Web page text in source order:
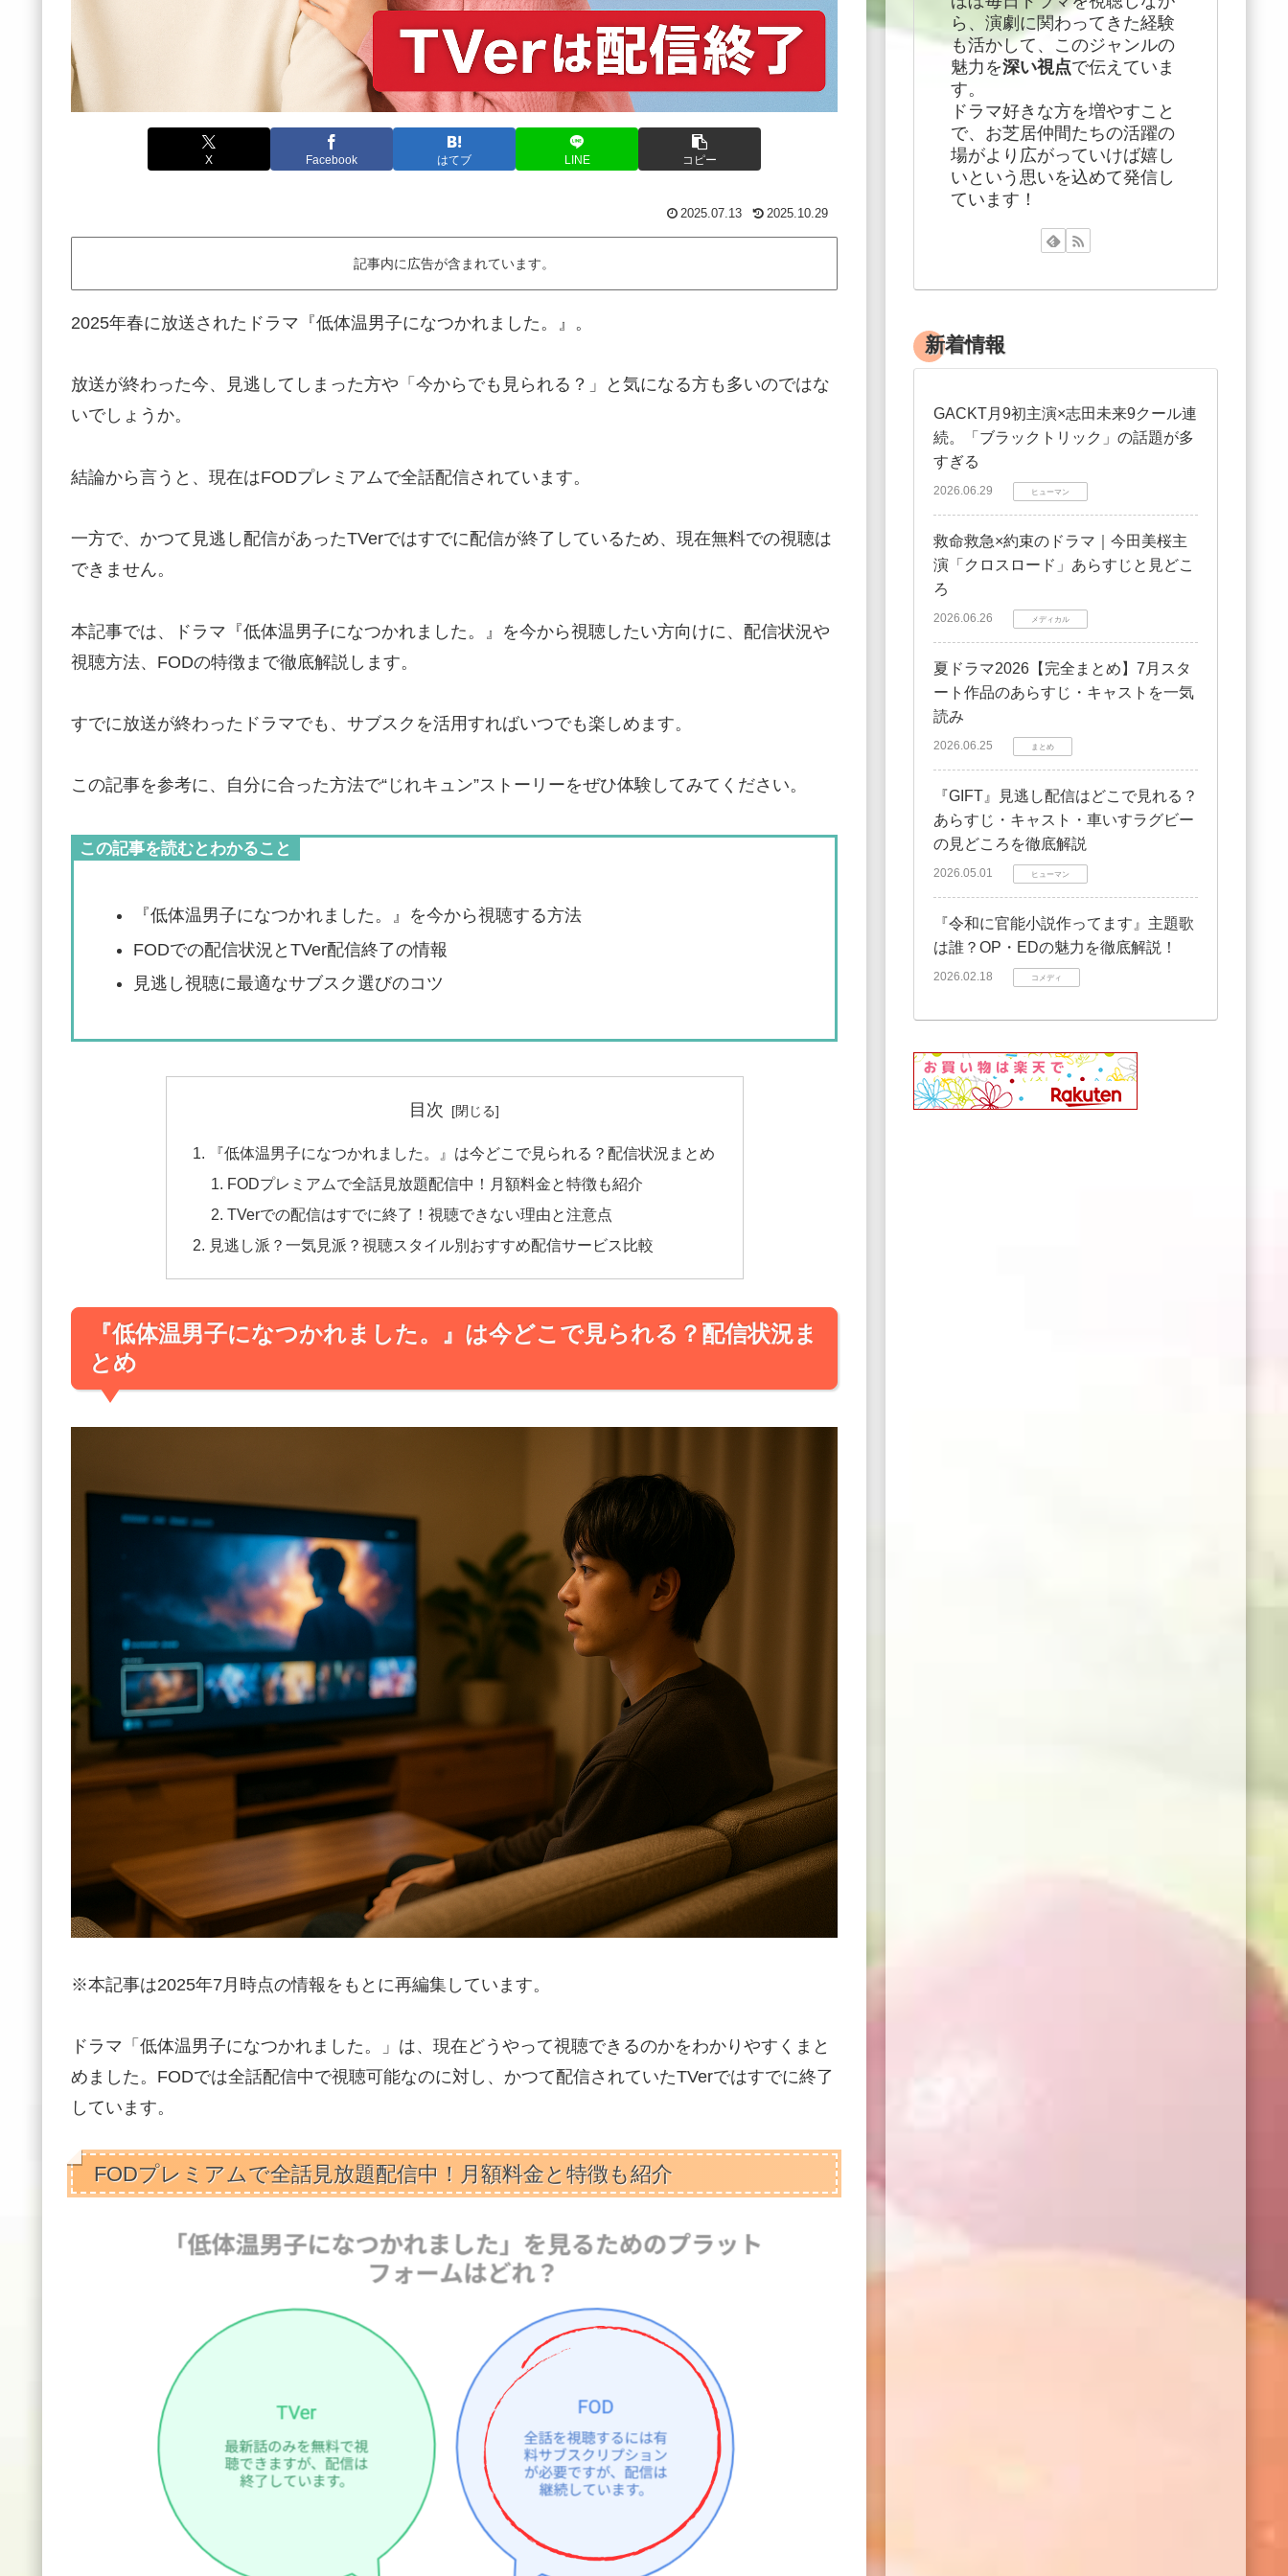
X Facebook はてブ LINE コピー
2025.07.13 2025.10.29
記事内に広告が含まれています。
2025年春に放送されたドラマ『低体温男子になつかれました。』。
放送が終わった今、見逃してしまった方や「今からでも見られる？」と気になる方も多いのではな
いでしょうか。
結論から言うと、現在はFODプレミアムで全話配信されています。
一方で、かつて見逃し配信があったTVerではすでに配信が終了しているため、現在無料での視聴は
できません。
本記事では、ドラマ『低体温男子になつかれました。』を今から視聴したい方向けに、配信状況や
視聴方法、FODの特徴まで徹底解説します。
すでに放送が終わったドラマでも、サブスクを活用すればいつでも楽しめます。
この記事を参考に、自分に合った方法で“じれキュン”ストーリーをぜひ体験してみてください。
この記事を読むとわかること
『低体温男子になつかれました。』を今から視聴する方法
FODでの配信状況とTVer配信終了の情報
見逃し視聴に最適なサブスク選びのコツ
目次
『低体温男子になつかれました。』は今どこで見られる？配信状況まとめ
FODプレミアムで全話見放題配信中！月額料金と特徴も紹介
TVerでの配信はすでに終了！視聴できない理由と注意点
見逃し派？一気見派？視聴スタイル別おすすめ配信サービス比較
『低体温男子になつかれました。』は今どこで見られる？配信状況ま
とめ
※本記事は2025年7月時点の情報をもとに再編集しています。
ドラマ「低体温男子になつかれました。」は、現在どうやって視聴できるのかをわかりやすくまと
めました。FODでは全話配信中で視聴可能なのに対し、かつて配信されていたTVerではすでに終了
しています。
FODプレミアムで全話見放題配信中！月額料金と特徴も紹介
ら、演劇に関わってきた経験
も活かして、このジャンルの
魅力を深い視点で伝えていま
す。
ドラマ好きな方を増やすこと
で、お芝居仲間たちの活躍の
場がより広がっていけば嬉し
いという思いを込めて発信し
ています！
新着情報
GACKT月9初主演×志田未来9クール連
続。「ブラックトリック」の話題が多
すぎる
2026.06.29 ヒューマン
救命救急×約束のドラマ｜今田美桜主
演「クロスロード」あらすじと見どこ
ろ
2026.06.26 メディカル
夏ドラマ2026【完全まとめ】7月スタ
ート作品のあらすじ・キャストを一気
読み
2026.06.25 まとめ
『GIFT』見逃し配信はどこで見れる？
あらすじ・キャスト・車いすラグビー
の見どころを徹底解説
2026.05.01 ヒューマン
『令和に官能小説作ってます』主題歌
は誰？OP・EDの魅力を徹底解説！
2026.02.18 コメディ